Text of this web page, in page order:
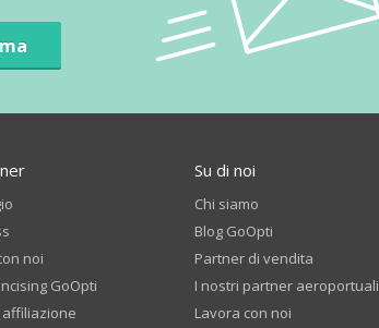
noi
GoOpti
affiliazione
Su di noi
Chi siamo
Blog GoOpti
Partner di vendita
I nostri partner aeroportuali
Lavora con noi